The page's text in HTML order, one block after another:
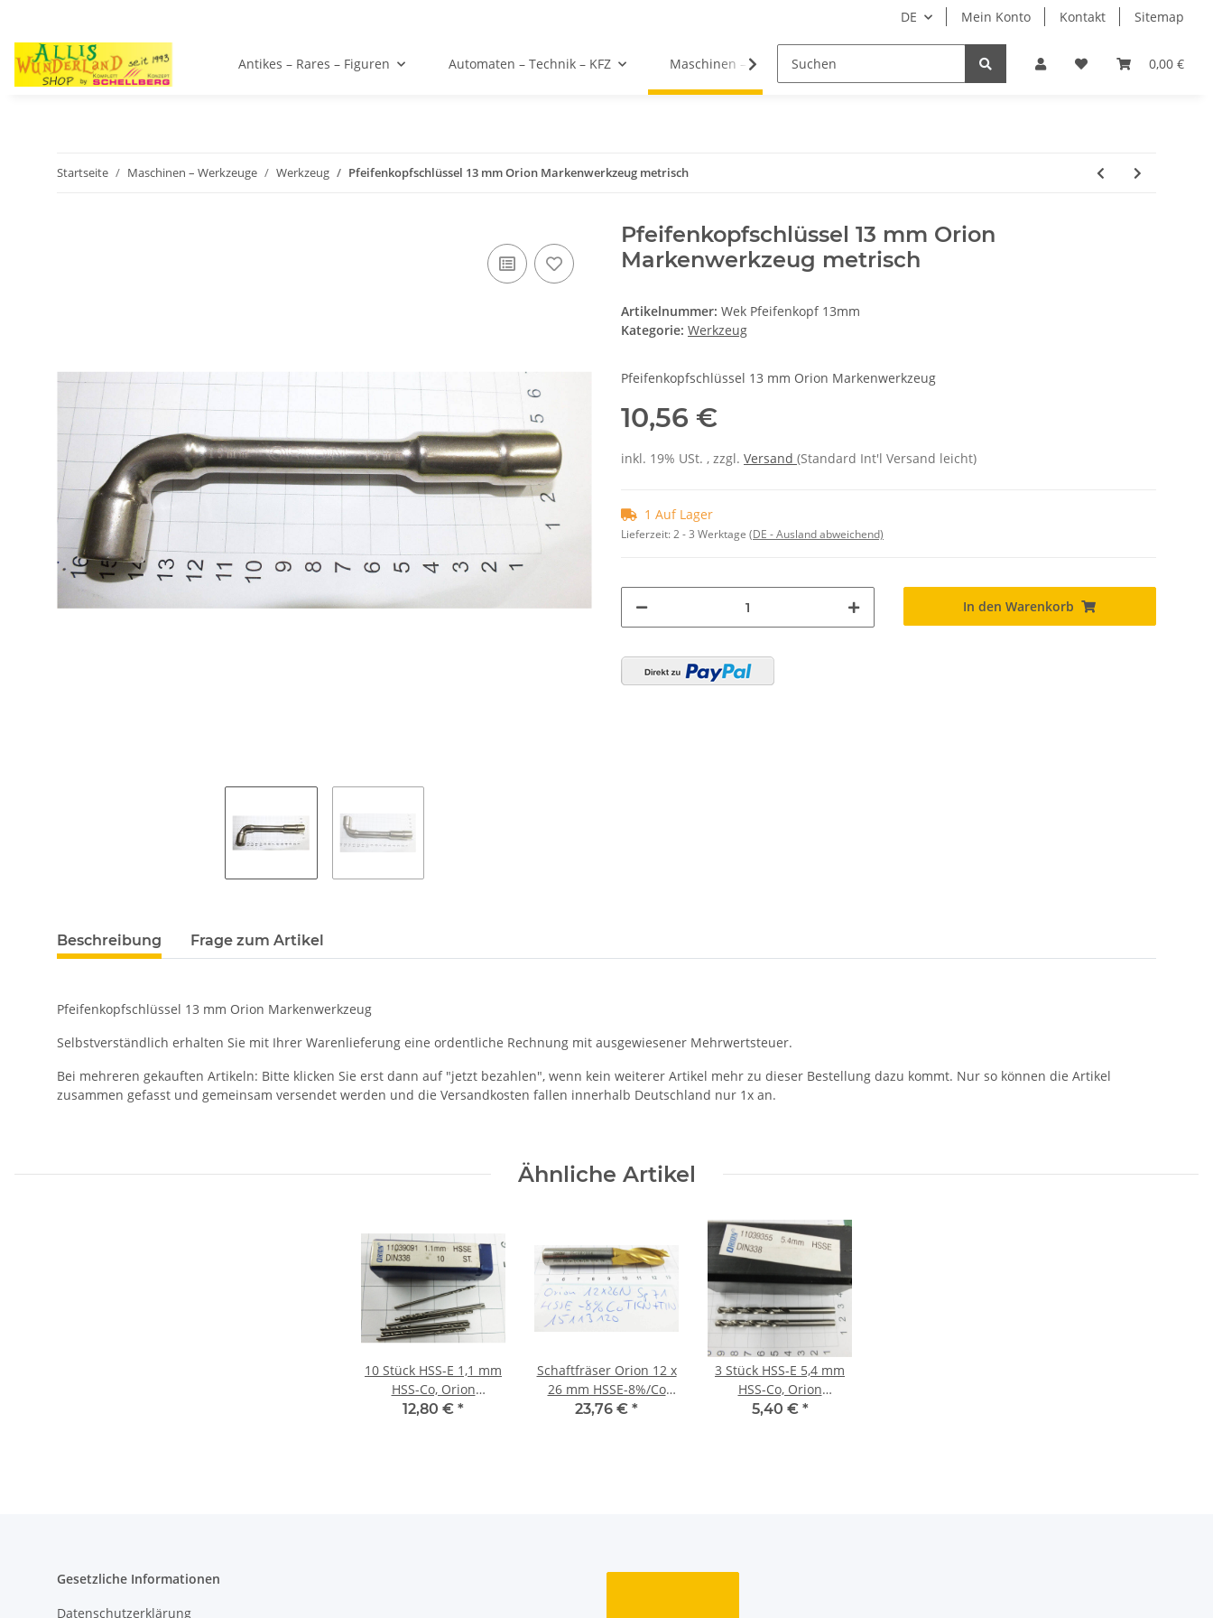
DE Mein Konto Kontakt Sitemap
0,00 €
Antikes – Rares – Figuren Automaten – Technik – KFZ Maschinen – Werkzeuge Papier–Karton–Folien
Startseite Maschinen – Werkzeuge Werkzeug Pfeifenkopfschlüssel 13 mm Orion Markenwerkzeug metrisch
Pfeifenkopfschlüssel 13 mm Orion
Markenwerkzeug metrisch
Artikelnummer: Wek Pfeifenkopf 13mm
Kategorie: Werkzeug
Pfeifenkopfschlüssel 13 mm Orion Markenwerkzeug
10,56 €
inkl. 19% USt. , zzgl. Versand (Standard Int'l Versand leicht)
1 Auf Lager
Lieferzeit:2 - 3 Werktage (DE - Ausland abweichend)
In den Warenkorb
Beschreibung Frage zum Artikel
Pfeifenkopfschlüssel 13 mm Orion Markenwerkzeug
Selbstverständlich erhalten Sie mit Ihrer Warenlieferung eine ordentliche Rechnung mit ausgewiesener Mehrwertsteuer.
Bei mehreren gekauften Artikeln: Bitte klicken Sie erst dann auf "jetzt bezahlen", wenn kein weiterer Artikel mehr zu dieser Bestellung dazu kommt. Nur so können die Artikel
zusammen gefasst und gemeinsam versendet werden und die Versandkosten fallen innerhalb Deutschland nur 1x an.
Ähnliche Artikel
10 Stück HSS-E 1,1 mm
HSS-Co, Orion
11039091 DIN 338,
12,80 € *
Schaftfräser Orion 12 x
26 mm HSSE-8%/Co
TICN + TIN 15113120
23,76 € *
3 Stück HSS-E 5,4 mm
HSS-Co, Orion
11039355 DIN 338,
5,40 € *
Gesetzliche Informationen
Datenschutzerklärung